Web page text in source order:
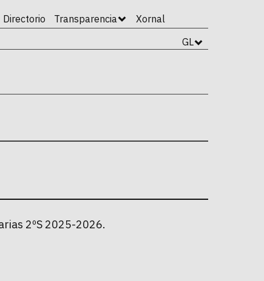
Directorio Transparencia Xornal
GL
2ºS 2025-2026.